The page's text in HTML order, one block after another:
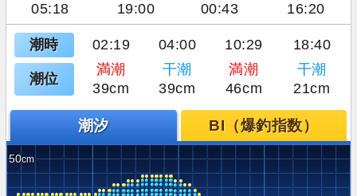
05:18 19:00 00:43 16:20
潮時 02:19 04:00 10:29 18:40
潮位
満潮 干潮 満潮
干潮
39cm
39cm 46cm 21cm
潮汐 BI（爆釣指数）
50